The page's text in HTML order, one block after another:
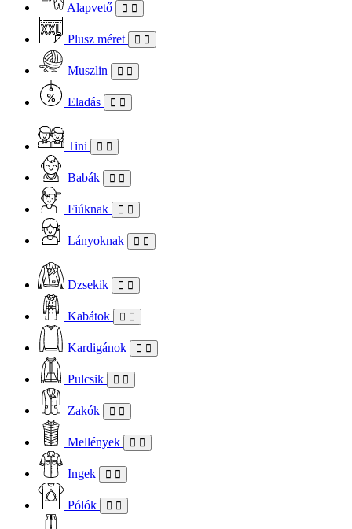
Alapvető
Plusz méret
Muszlin
Eladás
Tini
Babák
Fiúknak
Lányoknak
Dzsekik
Kabátok
Kardigánok
Pulcsik
Zakók
Mellények
Ingek
Pólók